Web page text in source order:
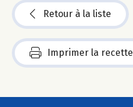
Retour à la liste
Imprimer la recette